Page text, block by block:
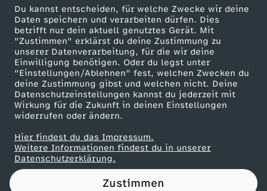
Du kannst entscheiden, für welche Zwecke wir deine
Daten speichern und verarbeiten dürfen. Dies
betrifft nur dein aktuell genutztes Gerät. Mit
"Zustimmen" erklärst du deine Zustimmung zu
unserer Datenverarbeitung, für die wir deine
Einwilligung benötigen. Oder du legst unter
"Einstellungen/Ablehnen" fest, welchen Zwecken du
deine Zustimmung gibst und welchen nicht. Deine
Datenschutzeinstellungen kannst du jederzeit mit
Wirkung für die Zukunft in deinen Einstellungen
widerrufen oder ändern.
Hier findest du das Impressum.
Weitere Informationen findest du in unserer
Datenschutzerklärung.
Zustimmen
o
m
m
u
n
a
ZDF goes Schule
Werbefernsehen
Mainzelmännchen
Partner